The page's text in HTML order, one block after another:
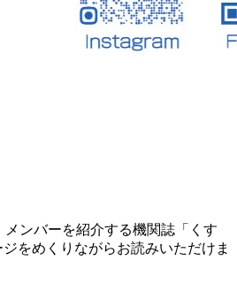
ンバーを紹介する機関誌「くす
をめくりながらお読みいただけま